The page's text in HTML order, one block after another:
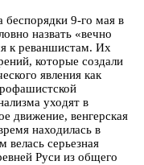
беспорядки 9-го мая в
назвать «вечно
к реваншистам. Их
которые создали
явления как
уходят в
движение, венгерская
находилась в
серьезная
Руси из общего